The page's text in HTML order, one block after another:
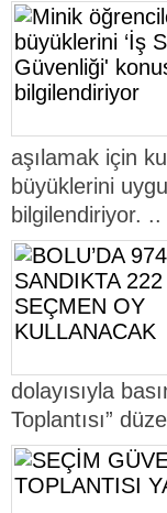
aşılamak için
büyüklerini
bilgilendiriyor. ..
dolayısıyla
Toplantısı”